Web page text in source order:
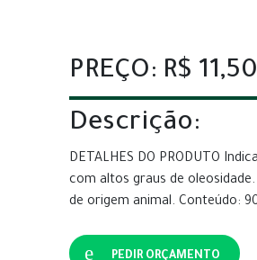
PREÇO: R$ 11,50
Descrição:
DETALHES DO PRODUTO
com altos graus de
de origem animal. Conteúdo:
PEDIR ORÇAMENTO